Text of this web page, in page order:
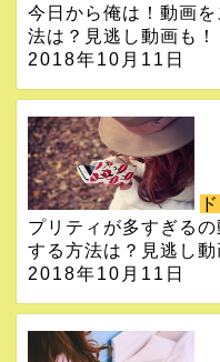
今日から俺は！動画
法は？見逃し動画も！
2018年10月11日
プリティが多すぎる
する方法は？見逃し動
2018年10月11日